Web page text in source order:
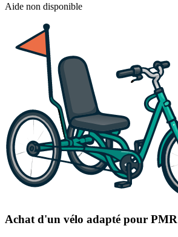
Aide non disponible
Achat d'un vélo adapté pour PMR